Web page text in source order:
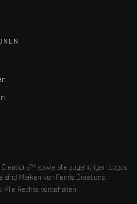
Creations™ sowie alle zugehörigen Logos
sind Marken von Fenris Creations.
Rechte vorbehalten.